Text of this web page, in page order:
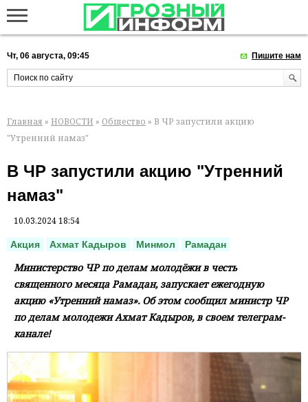
Чт, 06 августа, 09:45 Пишите нам
Главная » НОВОСТИ » Общество » В ЧР запустили акцию
"Утренний намаз"
В ЧР запустили акцию "Утренний
намаз"
10.03.2024 18:54
Акция Ахмат Кадыров Минмол Рамадан
Министерство ЧР по делам молодёжи в честь
священного месяца Рамадан, запускает ежегодную
акцию «Утренний намаз». Об этом сообщил министр ЧР
по делам молодежи Ахмат Кадыров, в своем телеграм-
канале!